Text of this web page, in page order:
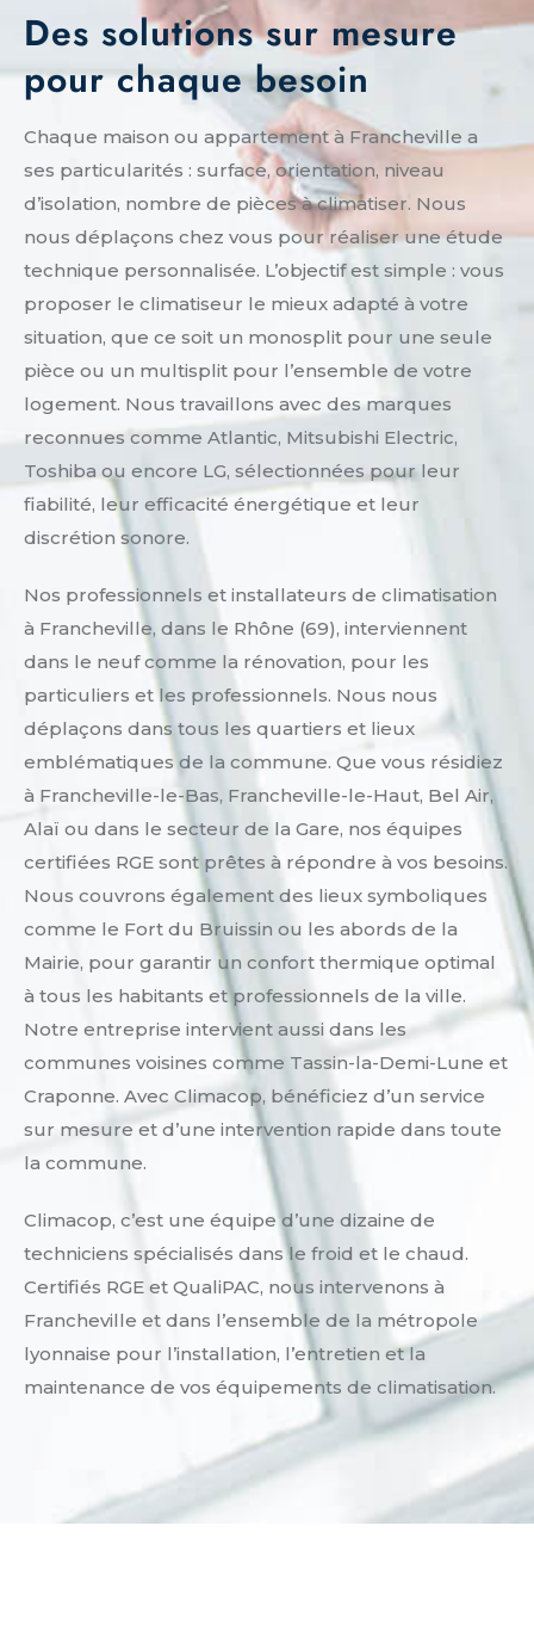
Des solutions sur mesure
pour chaque besoin
Chaque maison ou appartement à Francheville a
ses particularités : surface, orientation, niveau
d’isolation, nombre de pièces à climatiser. Nous
nous déplaçons chez vous pour réaliser une étude
technique personnalisée. L’objectif est simple : vous
proposer le climatiseur le mieux adapté à votre
situation, que ce soit un monosplit pour une seule
pièce ou un multisplit pour l’ensemble de votre
logement. Nous travaillons avec des marques
reconnues comme Atlantic, Mitsubishi Electric,
Toshiba ou encore LG, sélectionnées pour leur
fiabilité, leur efficacité énergétique et leur
discrétion sonore.
Nos professionnels et installateurs de climatisation
à Francheville, dans le Rhône (69), interviennent
dans le neuf comme la rénovation, pour les
particuliers et les professionnels. Nous nous
déplaçons dans tous les quartiers et lieux
emblématiques de la commune. Que vous résidiez
à Francheville-le-Bas, Francheville-le-Haut, Bel Air,
Alaï ou dans le secteur de la Gare, nos équipes
certifiées RGE sont prêtes à répondre à vos besoins.
Nous couvrons également des lieux symboliques
comme le Fort du Bruissin ou les abords de la
Mairie, pour garantir un confort thermique optimal
à tous les habitants et professionnels de la ville.
Notre entreprise intervient aussi dans les
communes voisines comme Tassin-la-Demi-Lune et
Craponne. Avec Climacop, bénéficiez d’un service
sur mesure et d’une intervention rapide dans toute
la commune.
Climacop, c’est une équipe d’une dizaine de
techniciens spécialisés dans le froid et le chaud.
Certifiés RGE et QualiPAC, nous intervenons à
Francheville et dans l’ensemble de la métropole
lyonnaise pour l’installation, l’entretien et la
maintenance de vos équipements de climatisation.